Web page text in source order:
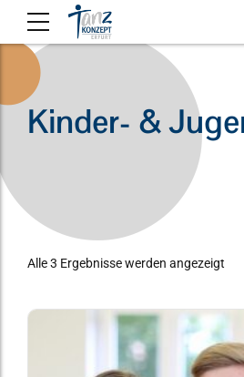
Kinder- &
Alle 3 Ergebnisse werden angezeigt